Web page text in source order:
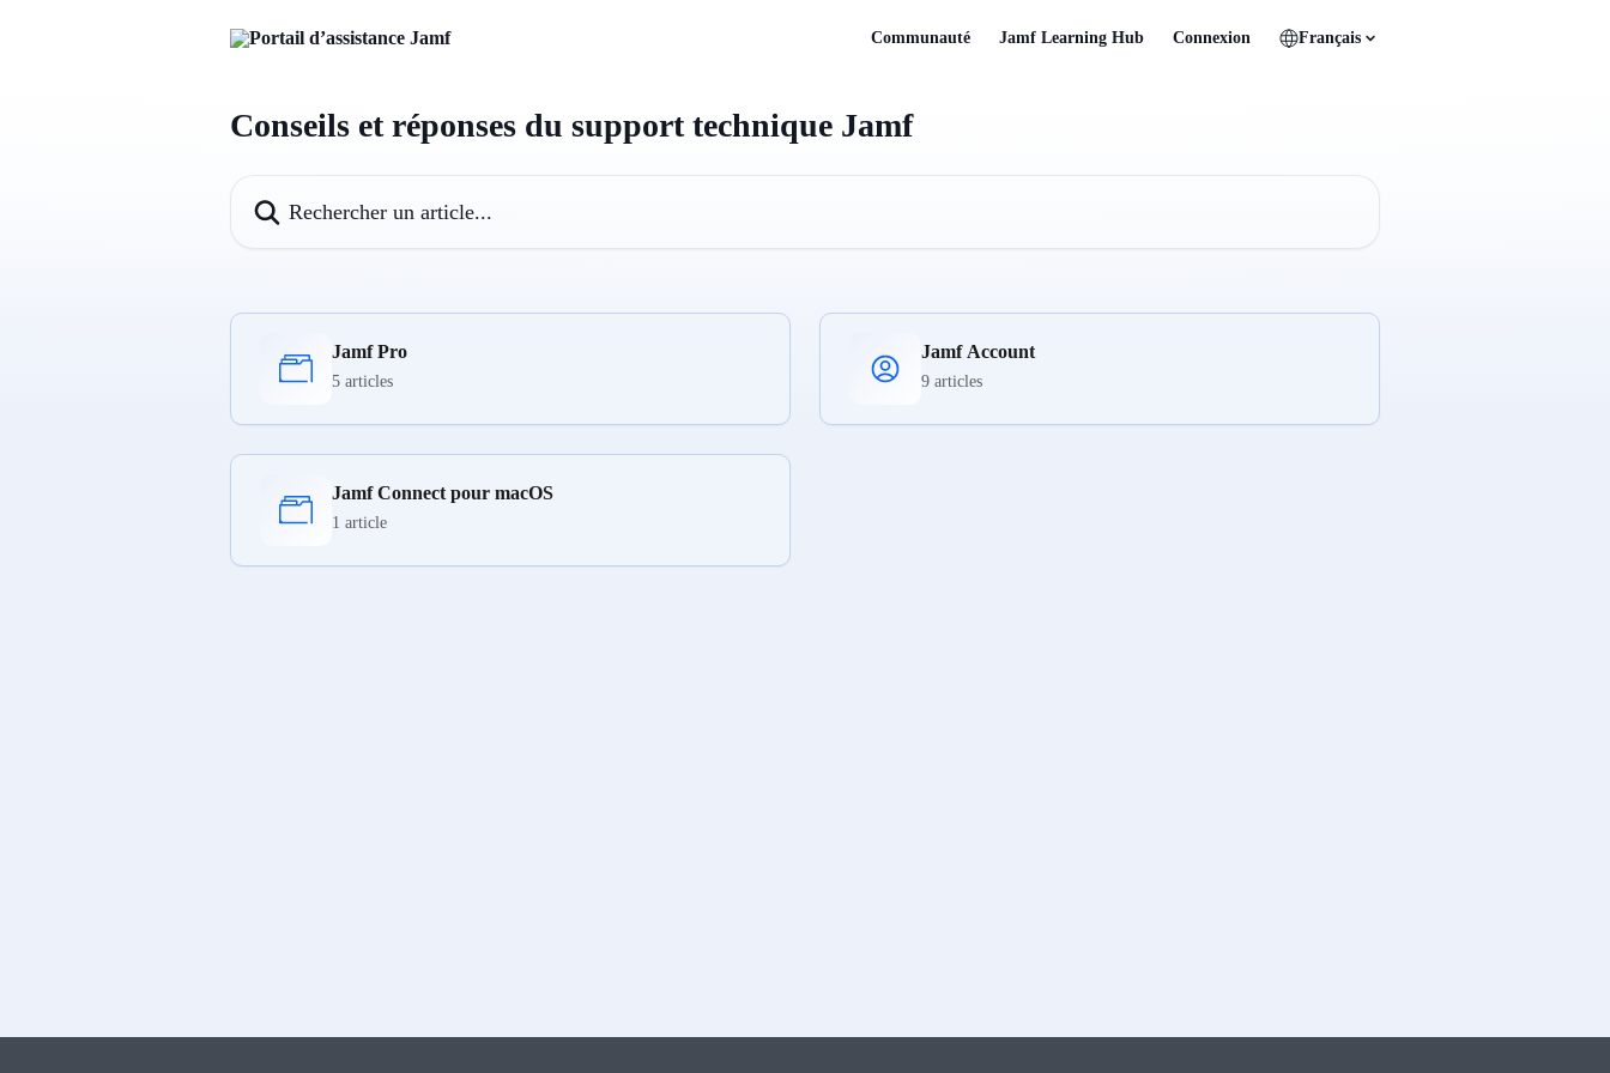
Communauté Jamf Learning Hub Connexion Français
Conseils et réponses du support technique Jamf
Jamf Pro
5 articles
Jamf Account
9 articles
Jamf Connect pour macOS
1 article